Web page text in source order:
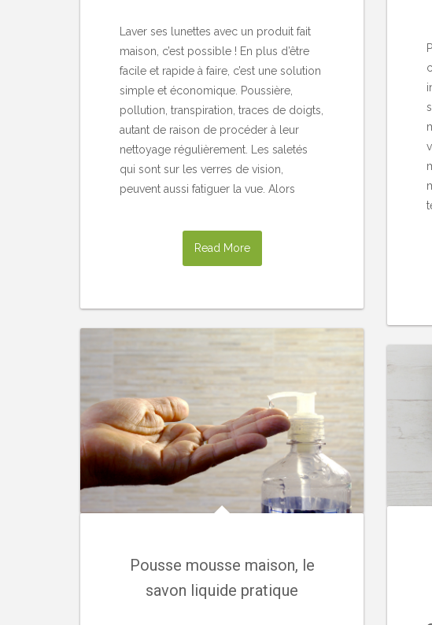
Laver ses lunettes avec un produit fait
maison, c’est possible ! En plus d’être
facile et rapide à faire, c’est une solution
simple et économique. Poussière,
pollution, transpiration, traces de doigts,
autant de raison de procéder à leur
nettoyage régulièrement. Les saletés
qui sont sur les verres de vision,
peuvent aussi fatiguer la vue. Alors
Read More
Pousse mousse maison, le
savon liquide pratique